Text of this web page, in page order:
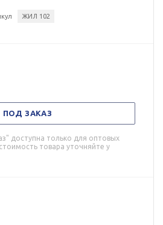
ЖИЛ 102
ПОД ЗАКАЗ
доступна только для оптовых
товара уточняйте у